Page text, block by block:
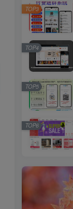
TOP3
TOP4
TOP5
TOP6